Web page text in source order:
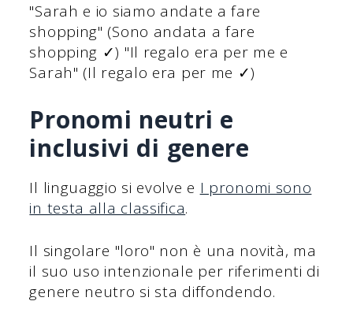
"Sarah e io siamo andate a fare
shopping" (Sono andata a fare
shopping ✓) "Il regalo era per me e
Sarah" (Il regalo era per me ✓)
Pronomi neutri e
inclusivi di genere
Il linguaggio si evolve e I pronomi sono
in testa alla classifica.
Il singolare "loro" non è una novità, ma
il suo uso intenzionale per riferimenti di
genere neutro si sta diffondendo.